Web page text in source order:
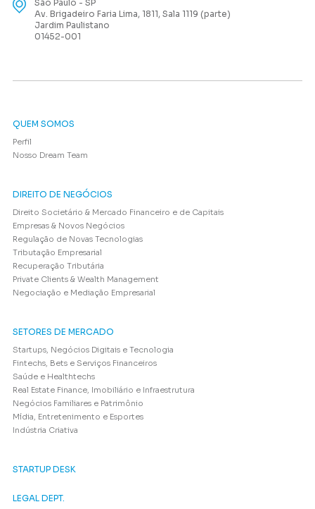
São Paulo - SP
Av. Brigadeiro Faria Lima, 1811, Sala 1119 (parte)
Jardim Paulistano
01452-001
QUEM SOMOS
Perfil
Nosso Dream Team
DIREITO DE NEGÓCIOS
Direito Societário & Mercado Financeiro e de Capitais
Empresas & Novos Negócios
Regulação de Novas Tecnologias
Tributação Empresarial
Recuperação Tributária
Private Clients & Wealth Management
Negociação e Mediação Empresarial
SETORES DE MERCADO
Startups, Negócios Digitais e Tecnologia
Fintechs, Bets e Serviços Financeiros
Saúde e Healthtechs
Real Estate Finance, Imobiliário e Infraestrutura
Negócios Familiares e Patrimônio
Mídia, Entretenimento e Esportes
Indústria Criativa
STARTUP DESK
LEGAL DEPT.